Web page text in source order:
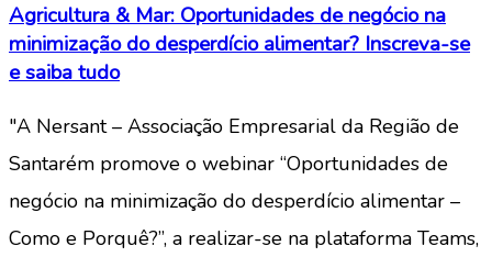
Agricultura & Mar: Oportunidades de negócio na
minimização do desperdício alimentar? Inscreva-se
e saiba tudo
"A Nersant – Associação Empresarial da Região de
Santarém promove o webinar “Oportunidades de
negócio na minimização do desperdício alimentar –
Como e Porquê?”, a realizar-se na plataforma Teams,